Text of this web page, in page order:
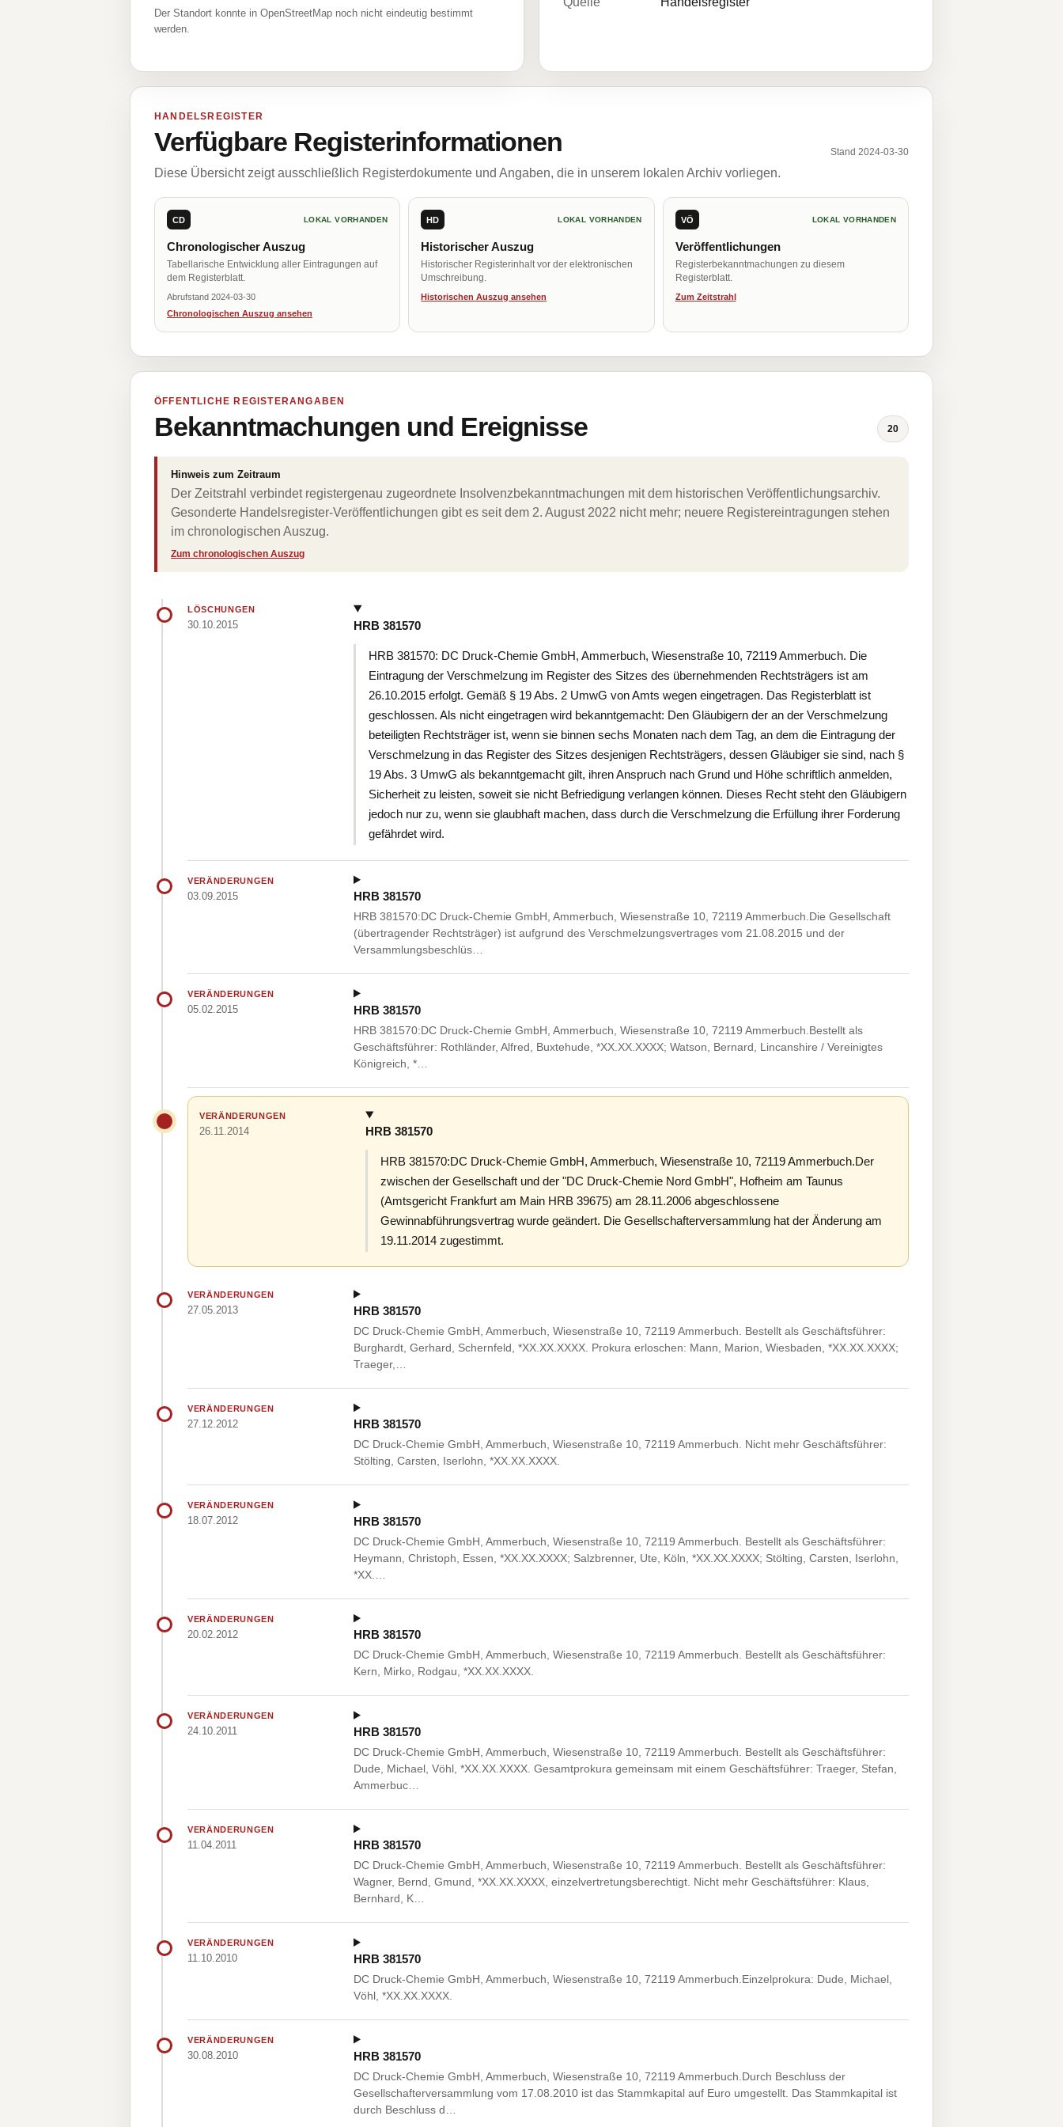
Der Standort konnte in OpenStreetMap noch nicht eindeutig bestimmt
werden.
HANDELSREGISTER
Verfügbare Registerinformationen Stand 2024-03-30
Diese Übersicht zeigt ausschließlich Registerdokumente und Angaben, die in unserem lokalen Archiv vorliegen.
CD LOKAL VORHANDEN
Chronologischer Auszug
Tabellarische Entwicklung aller Eintragungen auf
dem Registerblatt.
Abrufstand 2024-03-30
Chronologischen Auszug ansehen
HD LOKAL VORHANDEN
Historischer Auszug
Historischer Registerinhalt vor der elektronischen
Umschreibung.
Historischen Auszug ansehen
VÖ LOKAL VORHANDEN
Veröffentlichungen
Registerbekanntmachungen zu diesem
Registerblatt.
Zum Zeitstrahl
ÖFFENTLICHE REGISTERANGABEN
Bekanntmachungen und Ereignisse 20
Hinweis zum Zeitraum
Der Zeitstrahl verbindet registergenau zugeordnete Insolvenzbekanntmachungen mit dem historischen Veröffentlichungsarchiv.
Gesonderte Handelsregister-Veröffentlichungen gibt es seit dem 2. August 2022 nicht mehr; neuere Registereintragungen stehen
im chronologischen Auszug.
Zum chronologischen Auszug
LÖSCHUNGEN
30.10.2015 HRB 381570
HRB 381570: DC Druck-Chemie GmbH, Ammerbuch, Wiesenstraße 10, 72119 Ammerbuch. Die
Eintragung der Verschmelzung im Register des Sitzes des übernehmenden Rechtsträgers ist am
26.10.2015 erfolgt. Gemäß § 19 Abs. 2 UmwG von Amts wegen eingetragen. Das Registerblatt ist
geschlossen. Als nicht eingetragen wird bekanntgemacht: Den Gläubigern der an der Verschmelzung
beteiligten Rechtsträger ist, wenn sie binnen sechs Monaten nach dem Tag, an dem die Eintragung der
Verschmelzung in das Register des Sitzes desjenigen Rechtsträgers, dessen Gläubiger sie sind, nach §
19 Abs. 3 UmwG als bekanntgemacht gilt, ihren Anspruch nach Grund und Höhe schriftlich anmelden,
Sicherheit zu leisten, soweit sie nicht Befriedigung verlangen können. Dieses Recht steht den Gläubigern
jedoch nur zu, wenn sie glaubhaft machen, dass durch die Verschmelzung die Erfüllung ihrer Forderung
gefährdet wird.
VERÄNDERUNGEN
03.09.2015 HRB 381570
HRB 381570:DC Druck-Chemie GmbH, Ammerbuch, Wiesenstraße 10, 72119 Ammerbuch.Die Gesellschaft
(übertragender Rechtsträger) ist aufgrund des Verschmelzungsvertrages vom 21.08.2015 und der
Versammlungsbeschlüs…
VERÄNDERUNGEN
05.02.2015 HRB 381570
HRB 381570:DC Druck-Chemie GmbH, Ammerbuch, Wiesenstraße 10, 72119 Ammerbuch.Bestellt als
Geschäftsführer: Rothländer, Alfred, Buxtehude, *XX.XX.XXXX; Watson, Bernard, Lincanshire / Vereinigtes
Königreich, *…
VERÄNDERUNGEN
26.11.2014 HRB 381570
HRB 381570:DC Druck-Chemie GmbH, Ammerbuch, Wiesenstraße 10, 72119 Ammerbuch.Der
zwischen der Gesellschaft und der "DC Druck-Chemie Nord GmbH", Hofheim am Taunus
(Amtsgericht Frankfurt am Main HRB 39675) am 28.11.2006 abgeschlossene
Gewinnabführungsvertrag wurde geändert. Die Gesellschafterversammlung hat der Änderung am
19.11.2014 zugestimmt.
VERÄNDERUNGEN
27.05.2013 HRB 381570
DC Druck-Chemie GmbH, Ammerbuch, Wiesenstraße 10, 72119 Ammerbuch. Bestellt als Geschäftsführer:
Burghardt, Gerhard, Schernfeld, *XX.XX.XXXX. Prokura erloschen: Mann, Marion, Wiesbaden, *XX.XX.XXXX;
Traeger,…
VERÄNDERUNGEN
27.12.2012 HRB 381570
DC Druck-Chemie GmbH, Ammerbuch, Wiesenstraße 10, 72119 Ammerbuch. Nicht mehr Geschäftsführer:
Stölting, Carsten, Iserlohn, *XX.XX.XXXX.
VERÄNDERUNGEN
18.07.2012 HRB 381570
DC Druck-Chemie GmbH, Ammerbuch, Wiesenstraße 10, 72119 Ammerbuch. Bestellt als Geschäftsführer:
Heymann, Christoph, Essen, *XX.XX.XXXX; Salzbrenner, Ute, Köln, *XX.XX.XXXX; Stölting, Carsten, Iserlohn,
*XX.…
VERÄNDERUNGEN
20.02.2012 HRB 381570
DC Druck-Chemie GmbH, Ammerbuch, Wiesenstraße 10, 72119 Ammerbuch. Bestellt als Geschäftsführer:
Kern, Mirko, Rodgau, *XX.XX.XXXX.
VERÄNDERUNGEN
24.10.2011 HRB 381570
DC Druck-Chemie GmbH, Ammerbuch, Wiesenstraße 10, 72119 Ammerbuch. Bestellt als Geschäftsführer:
Dude, Michael, Vöhl, *XX.XX.XXXX. Gesamtprokura gemeinsam mit einem Geschäftsführer: Traeger, Stefan,
Ammerbuc…
VERÄNDERUNGEN
11.04.2011 HRB 381570
DC Druck-Chemie GmbH, Ammerbuch, Wiesenstraße 10, 72119 Ammerbuch. Bestellt als Geschäftsführer:
Wagner, Bernd, Gmund, *XX.XX.XXXX, einzelvertretungsberechtigt. Nicht mehr Geschäftsführer: Klaus,
Bernhard, K…
VERÄNDERUNGEN
11.10.2010 HRB 381570
DC Druck-Chemie GmbH, Ammerbuch, Wiesenstraße 10, 72119 Ammerbuch.Einzelprokura: Dude, Michael,
Vöhl, *XX.XX.XXXX.
VERÄNDERUNGEN
30.08.2010 HRB 381570
DC Druck-Chemie GmbH, Ammerbuch, Wiesenstraße 10, 72119 Ammerbuch.Durch Beschluss der
Gesellschafterversammlung vom 17.08.2010 ist das Stammkapital auf Euro umgestellt. Das Stammkapital ist
durch Beschluss d…